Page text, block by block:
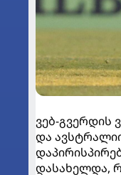
ვებ-გვერდის
და
დასახელდა,